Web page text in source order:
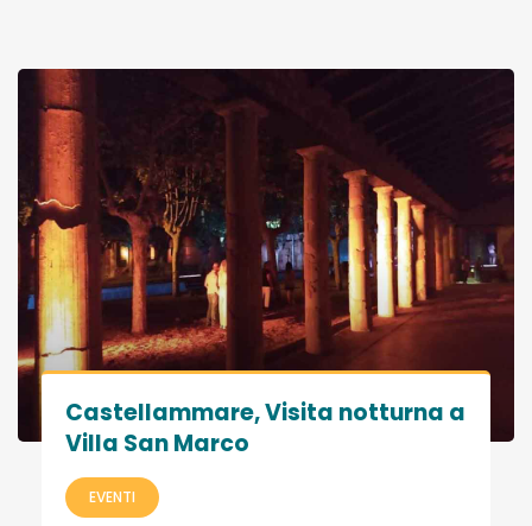
Castellammare, Visita notturna a
Villa San Marco
EVENTI